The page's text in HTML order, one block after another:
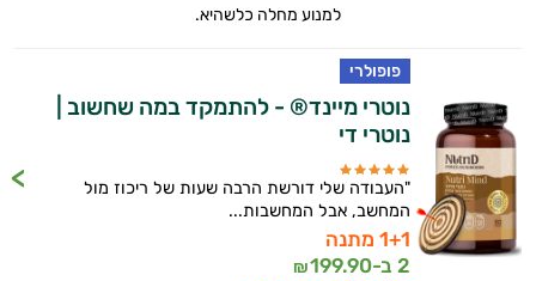
למנוע מחלה כלשהיא.
פופולרי
נוטרי מיינד® - להתמקד במה שחשוב |
נוטרי די
"העבודה שלי דורשת הרבה שעות של ריכוז מול
המחשב, אבל המחשבות...
1+1 מתנה
2 ב-
199.90
₪